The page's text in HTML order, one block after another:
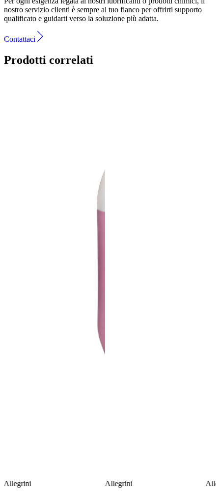
nostro servizio clienti è sempre al tuo fianco per offrirti supporto
qualificato e guidarti verso la soluzione più adatta.
Contattaci
Prodotti correlati
Allegrini Allegrini